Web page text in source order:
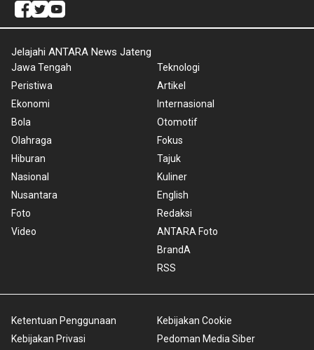
Jelajahi ANTARA News Jateng
Jawa Tengah
Peristiwa
Ekonomi
Bola
Olahraga
Hiburan
Nasional
Nusantara
Foto
Video
Teknologi
Artikel
Internasional
Otomotif
Fokus
Tajuk
Kuliner
English
Redaksi
ANTARA Foto
BrandA
RSS
Ketentuan Penggunaan
Kebijakan Privasi
Kebijakan Cookie
Pedoman Media Siber